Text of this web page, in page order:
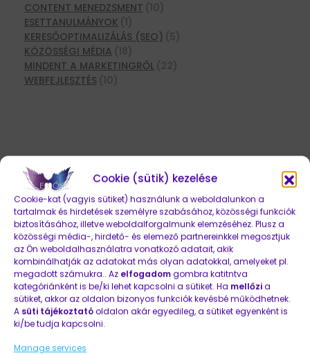
Cookie (sütik) kezelése
Cookie-kat (vagyis sütiket) használunk a weboldalunkon a
tartalmak és hirdetések személyre szabásához, közösségi funkciók
biztosításához, illetve weboldalforgalmunk elemzéséhez. Plusz a
közösségi média-, hirdető- és elemező partnereinkkel megosztjuk
az Ön weboldalhasználatra vonatkozó adatait, akik
kombinálhatják az adatokat más olyan adatokkal, amelyeket pl.
megadott számukra.. Az elfogadomgombra katitntva
kategóriánként is be/ki lehet kapcsolni a sütiket. Ha mellőzia
sütiket, akkor az oldalon bizonyos funkciók kevésbé működhetnek.
A süti tájékoztató oldalon akár egyedileg, a sütiket egyenként is
ki/be tudja kapcsolni.
Manage services
CONTENT MENEDZSMENT
ESETTANULMÁNYOK
KERESŐOPTIMALIZÁLÁS (SEO)
KÖZÖSSÉGI MÉDIA
MINDENT A MARKETINGRŐL
WEBFEJLESZTÉS
AMIKET EDDIG ELÉRTÜNK
Eredményeink